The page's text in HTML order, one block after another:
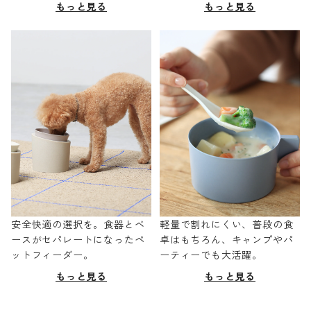
もっと見る
もっと見る
安全快適の選択を。食器とベ
ースがセパレートになったペ
ットフィーダー。
もっと見る
軽量で割れにくい、普段の食
卓はもちろん、キャンプやパ
ーティーでも大活躍。
もっと見る